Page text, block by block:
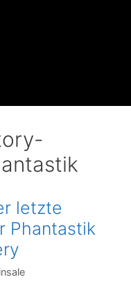
letzte
Phantastik